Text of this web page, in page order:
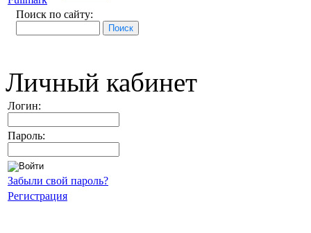
Поиск по сайту:
Личный кабинет
Логин:
Пароль:
Забыли свой пароль?
Регистрация